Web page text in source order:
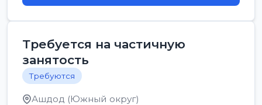
Требуется на частичную
занятость
Требуются
Ашдод (Южный округ)